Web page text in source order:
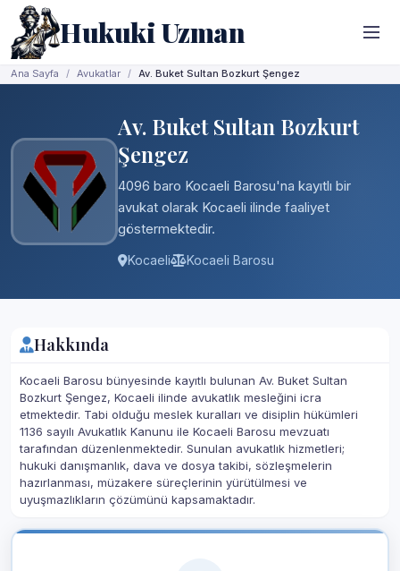
Hukuki Uzman
Ana Sayfa Avukatlar Av. Buket Sultan Bozkurt Şengez
Av. Buket Sultan Bozkurt
Şengez
4096 baro Kocaeli Barosu'na kayıtlı bir
avukat olarak Kocaeli ilinde faaliyet
göstermektedir.
Kocaeli Kocaeli Barosu
Hakkında
Kocaeli Barosu bünyesinde kayıtlı bulunan Av. Buket Sultan
Bozkurt Şengez, Kocaeli ilinde avukatlık mesleğini icra
etmektedir. Tabi olduğu meslek kuralları ve disiplin hükümleri
1136 sayılı Avukatlık Kanunu ile Kocaeli Barosu mevzuatı
tarafından düzenlenmektedir. Sunulan avukatlık hizmetleri;
hukuki danışmanlık, dava ve dosya takibi, sözleşmelerin
hazırlanması, müzakere süreçlerinin yürütülmesi ve
uyuşmazlıkların çözümünü kapsamaktadır.